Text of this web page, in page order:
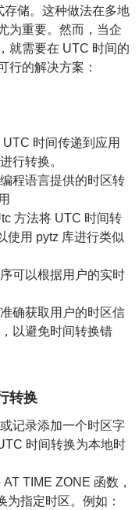
储。这种做法在多地
为重要。然而，当企
就需要在 UTC 时间的
行的解决方案：
UTC 时间传递到应用
行转换。
程语言提供的时区转
方法将 UTC 时间转
使用 pytz 库进行类似
可以根据用户的实时
确获取用户的时区信
以避免时间转换错
转换
记录添加一个时区字
时间转换为本地时
TIME ZONE 函数，
指定时区。例如：